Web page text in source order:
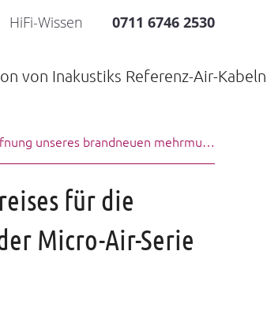
HiFi-Wissen 0711 6746 2530
Wir laden Sie herzlich zur Eröffnung unseres brandneuen mehrmusik!-Studios ein! >
für die
Micro-Air-Serie